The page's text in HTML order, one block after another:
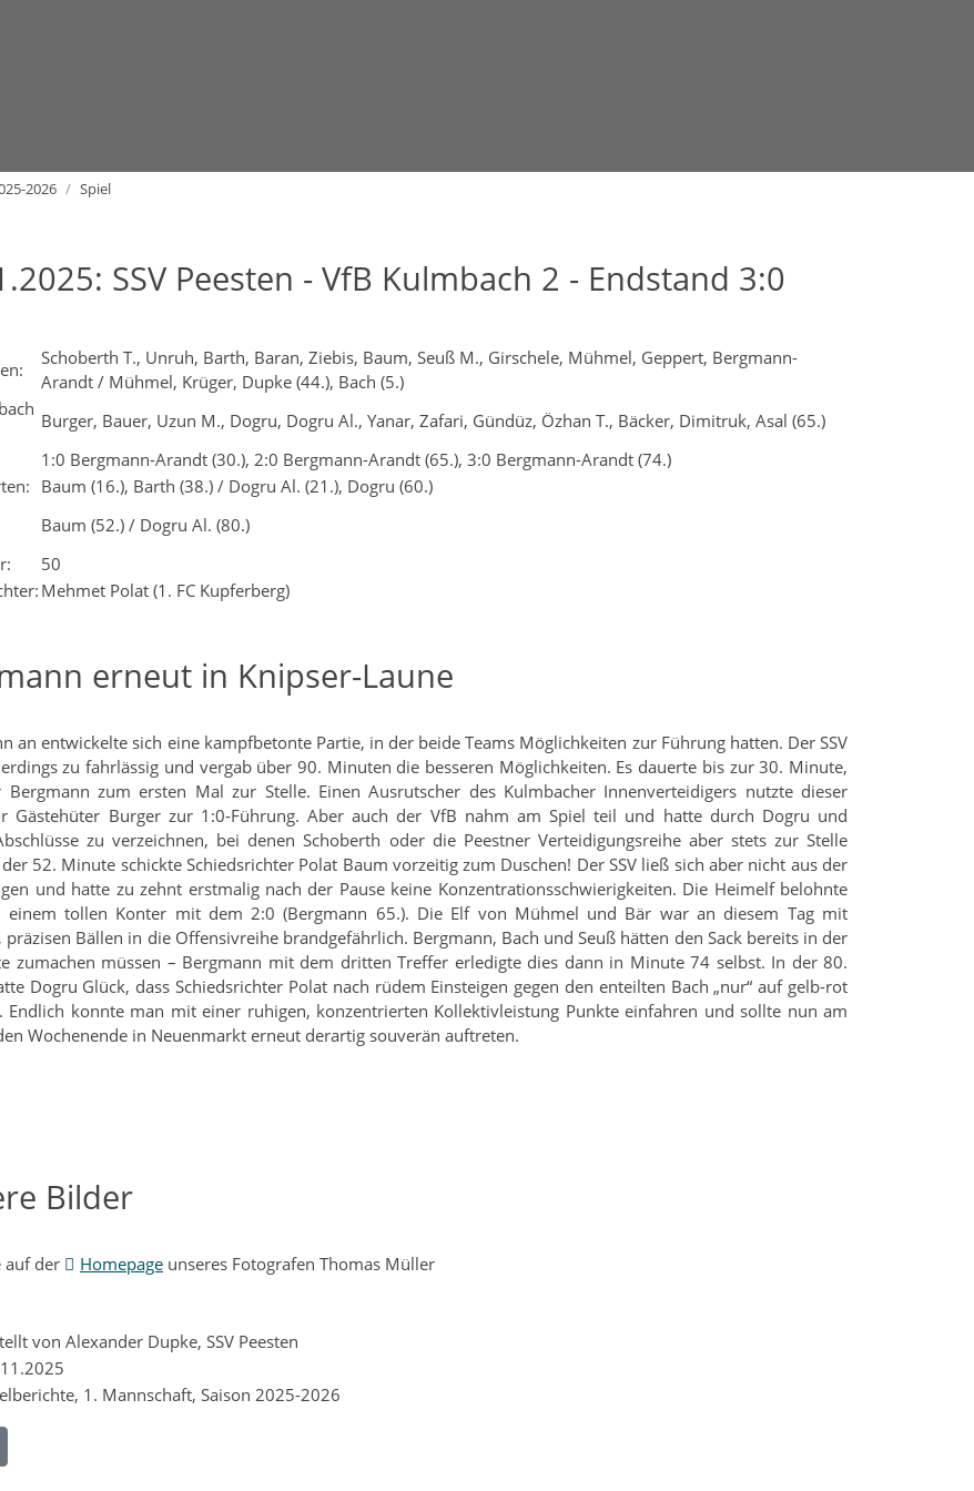
2026 Spiel
SSV Peesten - VfB Kulmbach 2 - Endstand 3:0
Schoberth T., Unruh, Barth, Baran, Ziebis, Baum, Seuß M., Girschele, Mühmel, Geppert, Bergmann-
Arandt / Mühmel, Krüger, Dupke (44.), Bach (5.)
Burger, Bauer, Uzun M., Dogru, Dogru Al., Yanar, Zafari, Gündüz, Özhan T., Bäcker, Dimitruk, Asal (65.)
1:0 Bergmann-Arandt (30.), 2:0 Bergmann-Arandt (65.), 3:0 Bergmann-Arandt (74.)
Baum (16.), Barth (38.) / Dogru Al. (21.), Dogru (60.)
Baum (52.) / Dogru Al. (80.)
50
Mehmet Polat (1. FC Kupferberg)
erneut in Knipser-Laune
an entwickelte sich eine kampfbetonte Partie, in der beide Teams Möglichkeiten zur Führung hatten. Der SSV
zu fahrlässig und vergab über 90. Minuten die besseren Möglichkeiten. Es dauerte bis zur 30. Minute,
Bergmann zum ersten Mal zur Stelle. Einen Ausrutscher des Kulmbacher Innenverteidigers nutzte dieser
Gästehüter Burger zur 1:0-Führung. Aber auch der VfB nahm am Spiel teil und hatte durch Dogru und
zu verzeichnen, bei denen Schoberth oder die Peestner Verteidigungsreihe aber stets zur Stelle
52. Minute schickte Schiedsrichter Polat Baum vorzeitig zum Duschen! Der SSV ließ sich aber nicht aus der
und hatte zu zehnt erstmalig nach der Pause keine Konzentrationsschwierigkeiten. Die Heimelf belohnte
einem tollen Konter mit dem 2:0 (Bergmann 65.). Die Elf von Mühmel und Bär war an diesem Tag mit
präzisen Bällen in die Offensivreihe brandgefährlich. Bergmann, Bach und Seuß hätten den Sack bereits in der
zumachen müssen – Bergmann mit dem dritten Treffer erledigte dies dann in Minute 74 selbst. In der 80.
Dogru Glück, dass Schiedsrichter Polat nach rüdem Einsteigen gegen den enteilten Bach „nur“ auf gelb-rot
Endlich konnte man mit einer ruhigen, konzentrierten Kollektivleistung Punkte einfahren und sollte nun am
Wochenende in Neuenmarkt erneut derartig souverän auftreten.
Bilder
auf der Homepageunseres Fotografen Thomas Müller
von Alexander Dupke, SSV Peesten
1. Mannschaft, Saison 2025-2026